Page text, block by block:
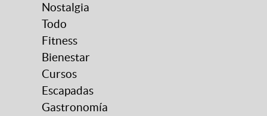
Nostalgia
Todo
Fitness
Bienestar
Cursos
Escapadas
Gastronomía